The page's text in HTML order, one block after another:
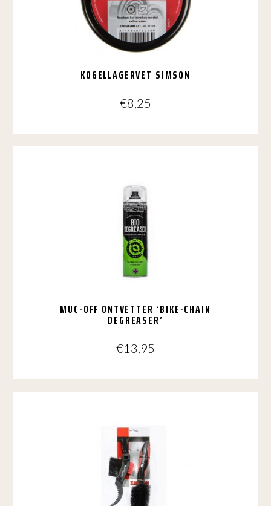
KOGELLAGERVET SIMSON
€8,25
MUC-OFF ONTVETTER ‘BIKE-CHAIN
DEGREASER’
€13,95